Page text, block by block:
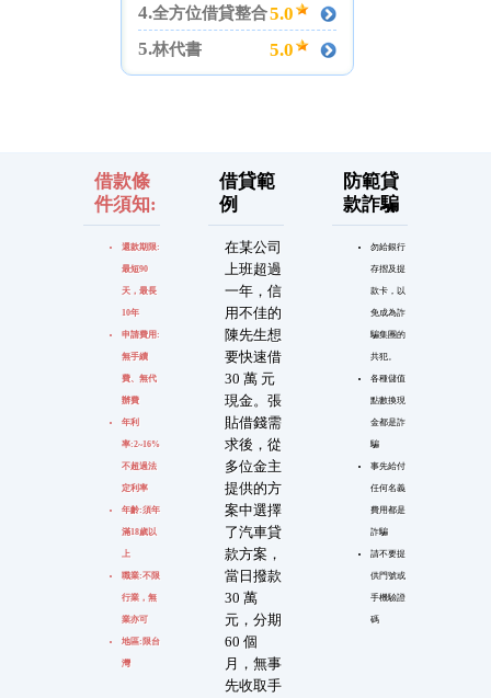
4.全方位借貸整合5.0
5.林代書 5.0
借款條
件須知:
還款期限:
最短90
天，最長
10年
申請費用:
無手續
費、無代
辦費
年利
率:2~16%
不超過法
定利率
年齡:須年
滿18歲以
上
職業:不限
行業，無
業亦可
地區:限台
灣
借貸範
例
在某公司
上班超過
一年，信
用不佳的
陳先生想
要快速借
30 萬 元
現金。張
貼借錢需
求後，從
多位金主
提供的方
案中選擇
了汽車貸
款方案，
當日撥款
30 萬
元，分期
60 個
月，無事
先收取手
防範貸
款詐騙
勿給銀行
存摺及提
款卡，以
免成為詐
騙集團的
共犯。
各種儲值
點數換現
金都是詐
騙
事先給付
任何名義
費用都是
詐騙
請不要提
供門號或
手機驗證
碼